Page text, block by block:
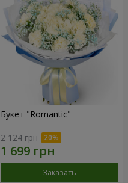
Букет "Romantic"
2 124 грн
Заказать